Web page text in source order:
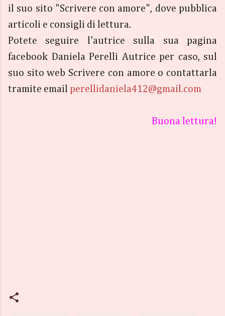
il suo sito "Scrivere con amore", dove pubblica
articoli e consigli di lettura.
Potete seguire l'autrice sulla sua pagina
facebook Daniela Perelli Autrice per caso, sul
suo sito web Scrivere con amore o contattarla
tramite email perellidaniela412@gmail.com
Buona lettura!